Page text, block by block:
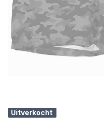
Uitverkocht